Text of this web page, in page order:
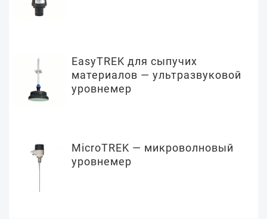
EasyTREK для сыпучих
материалов — ультразвуковой
уровнемер
MicroTREK — микроволновый
уровнемер